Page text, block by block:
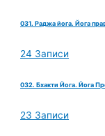
031. Раджа йога. Йога
24 Записи
032. Бхакти Йога. Йога
23 Записи